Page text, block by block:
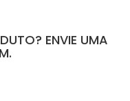
ENVIE UMA